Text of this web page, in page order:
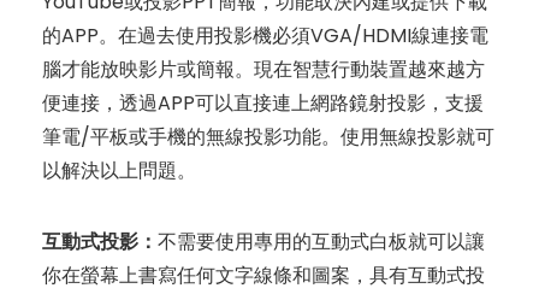
的APP。在過去使用投影機必須VGA/HDMI線連接電
腦才能放映影片或簡報。現在智慧行動裝置越來越方
便連接，透過APP可以直接連上網路鏡射投影，支援
筆電/平板或手機的無線投影功能。使用無線投影就可
以解決以上問題。
互動式投影： 不需要使用專用的互動式白板就可以讓
你在螢幕上書寫任何文字線條和圖案，具有互動式投